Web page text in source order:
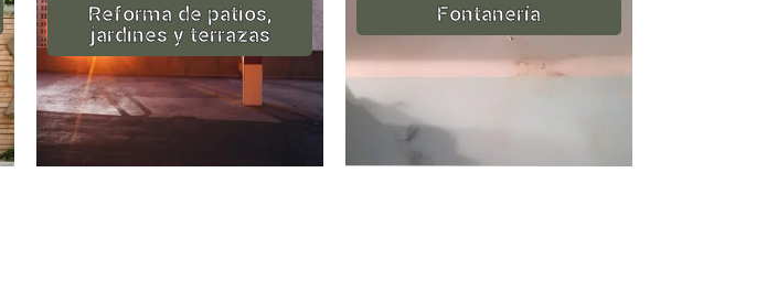
Reforma de patios,
jardines y terrazas
Fontanería